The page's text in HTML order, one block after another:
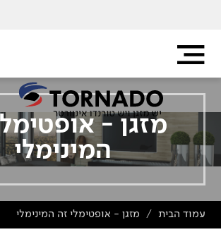
מזגן -
המינימלי
עמוד הבית / מזגן - אופטימלי זה המינימלי